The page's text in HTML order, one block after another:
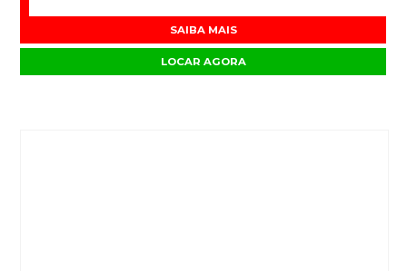
SAIBA MAIS
LOCAR AGORA